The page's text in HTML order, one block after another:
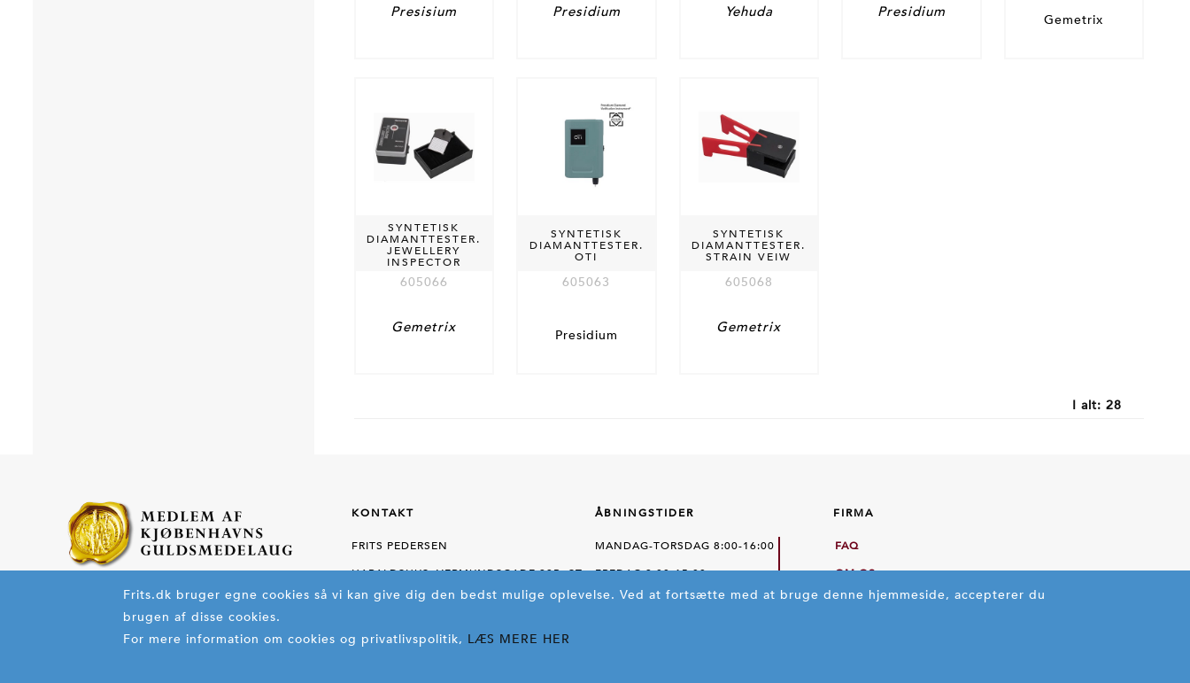
Presisium Presidium Yehuda Presidium Gemetrix
SYNTETISK
DIAMANTTESTER.
JEWELLERY
INSPECTOR
605066
Gemetrix
SYNTETISK
DIAMANTTESTER.
OTI
605063
Presidium
SYNTETISK
DIAMANTTESTER.
STRAIN VEIW
605068
Gemetrix
I alt: 28
KONTAKT
FRITS PEDERSEN
HARALDSHUS, VERMUNDSGADE 38B, ST.
TH.
TELEFON+45 35 43 11 11
ÅBNINGSTIDER
MANDAG-TORSDAG 8:00-16:00
FREDAG 8:00-15:00
FIRMA
FAQ
OM OS
HANDELSBETINGELSER
Frits.dk bruger egne cookies så vi kan give dig den bedst mulige oplevelse.Ved at fortsætte med at bruge denne hjemmeside, accepterer du
brugen af disse cookies.
For mere information om cookies og privatlivspolitik, LÆS MERE HER